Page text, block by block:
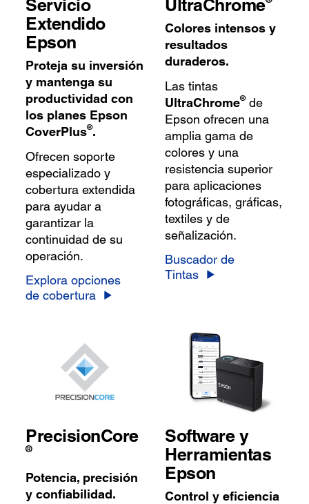
Servicio
Extendido
Epson
Proteja su inversión
y mantenga su
productividad con
los planes Epson
CoverPlus®.
Ofrecen soporte
especializado y
cobertura extendida
para ayudar a
garantizar la
continuidad de su
operación.
Explora opciones
de cobertura
UltraChrome
Colores intensos y
resultados
duraderos.
Las tintas
UltraChrome®de
Epson ofrecen una
amplia gama de
colores y una
resistencia superior
para aplicaciones
fotográficas, gráficas,
textiles y de
señalización.
Buscador de
Tintas
PrecisionCore
®
Potencia, precisión
y confiabilidad.
Software y
Herramientas
Epson
Control y eficiencia